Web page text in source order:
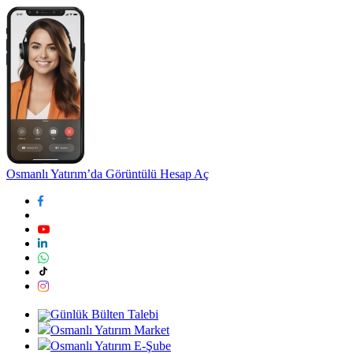
Osmanlı Yatırım’da Görüntülü Hesap Aç
Günlük Bülten Talebi
Osmanlı Yatırım Market
Osmanlı Yatırım E-Şube